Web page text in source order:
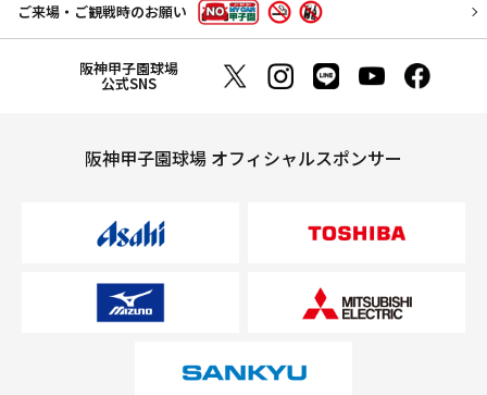
ご来場・ご観戦時のお願い
阪神甲子園球場
公式SNS
阪神甲子園球場 オフィシャルスポンサー